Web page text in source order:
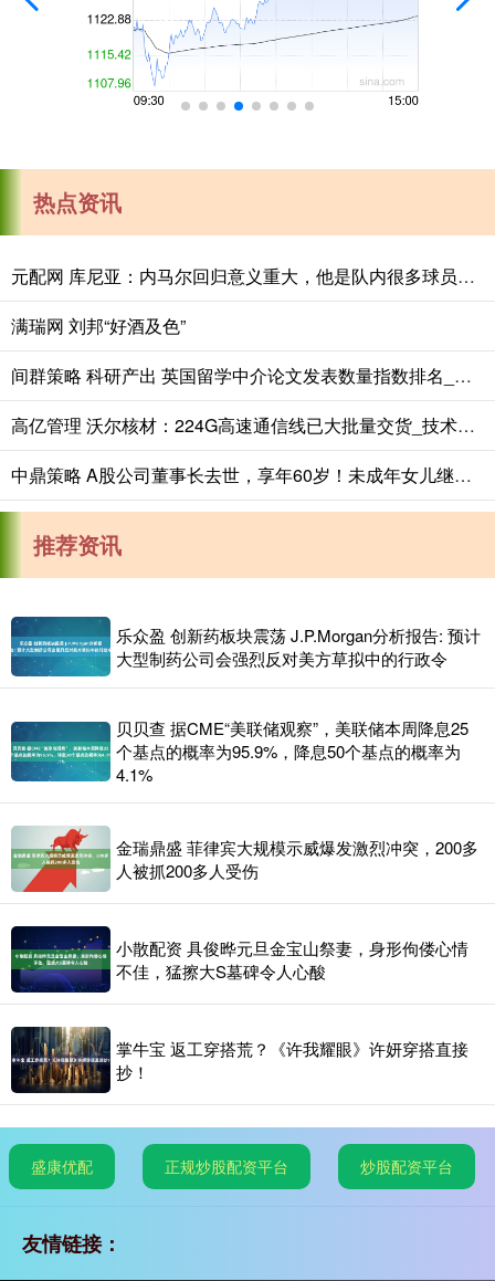
热点资讯
元配网 库尼亚：内马尔回归意义重大，他是队内很多球员的偶像
满瑞网 刘邦“好酒及色”
间群策略 科研产出 英国留学中介论文发表数量指数排名_学术_高等教育
高亿管理 沃尔核材：224G高速通信线已大批量交货_技术_方案_认证
中鼎策略 A股公司董事长去世，享年60岁！未成年女儿继承超9亿元股票，相关股份所对应的一切权利均由其母亲行使
推荐资讯
乐众盈 创新药板块震荡 J.P.Morgan分析报告: 预计
大型制药公司会强烈反对美方草拟中的行政令
贝贝查 据CME“美联储观察”，美联储本周降息25
个基点的概率为95.9%，降息50个基点的概率为
4.1%
金瑞鼎盛 菲律宾大规模示威爆发激烈冲突，200多
人被抓200多人受伤
小散配资 具俊晔元旦金宝山祭妻，身形佝偻心情
不佳，猛擦大S墓碑令人心酸
掌牛宝 返工穿搭荒？《许我耀眼》许妍穿搭直接
抄！
盛康优配 正规炒股配资平台 炒股配资平台
友情链接：